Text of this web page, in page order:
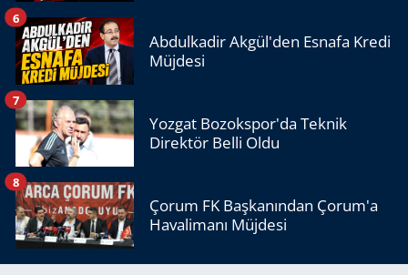
Abdulkadir Akgül'den Esnafa Kredi
Müjdesi
6
Yozgat Bozokspor'da Teknik
Direktör Belli Oldu
7
Çorum FK Başkanından Çorum'a
Havalimanı Müjdesi
8